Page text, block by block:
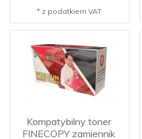
* z podatkiem VAT
Kompatybilny toner
FINECOPY zamiennik